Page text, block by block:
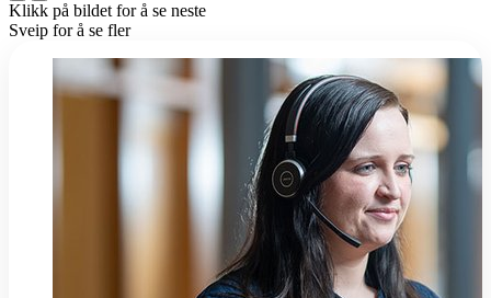
Klikk på bildet for å se neste
Sveip for å se fler